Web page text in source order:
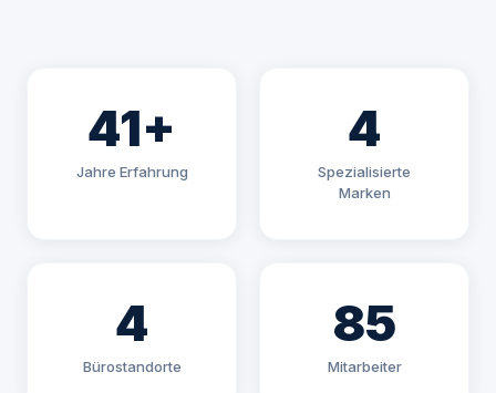
41+
Jahre Erfahrung
4
Spezialisierte
Marken
4
Bürostandorte
85
Mitarbeiter